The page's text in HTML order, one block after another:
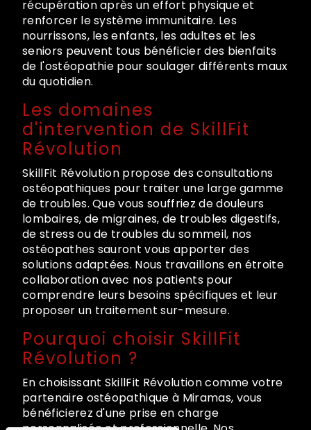
récupération après un effort physique et
renforcer le système immunitaire. Les
nourrissons, les enfants, les adultes et les
seniors peuvent tous bénéficier des bienfaits
de l'ostéopathie pour soulager différents maux
du quotidien.
Les domaines
d'intervention de SkillFit
Révolution
SkillFit Révolution propose des consultations
ostéopathiques pour traiter une large gamme
de troubles. Que vous souffriez de douleurs
lombaires, de migraines, de troubles digestifs,
de stress ou de troubles du sommeil, nos
ostéopathes sauront vous apporter des
solutions adaptées. Nous travaillons en étroite
collaboration avec nos patients pour
comprendre leurs besoins spécifiques et leur
proposer un traitement sur-mesure.
Pourquoi choisir SkillFit
Révolution ?
En choisissant SkillFit Révolution comme votre
partenaire ostéopathique à Miramas, vous
bénéficierez d'une prise en charge